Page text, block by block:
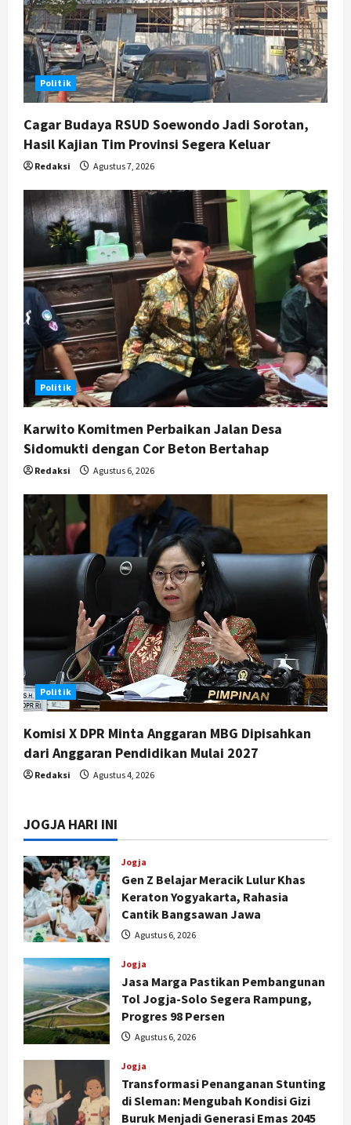
i
o
n Politik
Cagar Budaya RSUD Soewondo Jadi Sorotan,
Hasil Kajian Tim Provinsi Segera Keluar
Redaksi Agustus 7, 2026
Politik
Karwito Komitmen Perbaikan Jalan Desa
Sidomukti dengan Cor Beton Bertahap
Redaksi Agustus 6, 2026
Politik
Komisi X DPR Minta Anggaran MBG Dipisahkan
dari Anggaran Pendidikan Mulai 2027
Redaksi Agustus 4, 2026
JOGJA HARI INI
Jogja
Gen Z Belajar Meracik Lulur Khas
Keraton Yogyakarta, Rahasia
Cantik Bangsawan Jawa
Agustus 6, 2026
Jogja
Jasa Marga Pastikan Pembangunan
Tol Jogja-Solo Segera Rampung,
Progres 98 Persen
Agustus 6, 2026
Jogja
Transformasi Penanganan Stunting
di Sleman: Mengubah Kondisi Gizi
Buruk Menjadi Generasi Emas 2045